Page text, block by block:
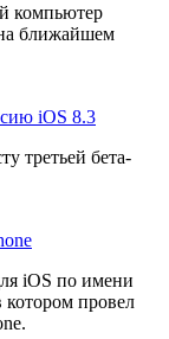
компьютер
ближайшем
iOS 8.3
третьей бета-
iOS по имени
провел